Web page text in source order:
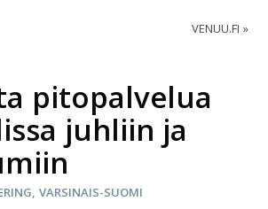
VENUU.FI
pitopalvelua
juhliin ja
VARSINAIS-SUOMI